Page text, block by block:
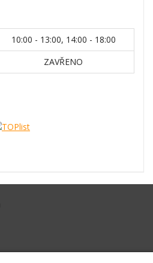
10:00 - 13:00, 14:00 - 18:00
ZAVŘENO